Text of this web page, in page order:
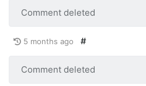
Comment deleted
5 months ago #
Comment deleted